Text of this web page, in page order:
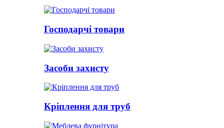
Господарчі товари
Засоби захисту
Кріплення для труб